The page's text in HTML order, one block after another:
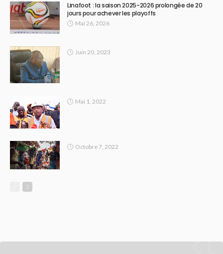
Linafoot : la saison 2025-2026 prolongée de 20
jours pour achever les playoffs
Mai 26, 2026
Juin 20, 2023
Mai 1, 2022
Octobre 7, 2022